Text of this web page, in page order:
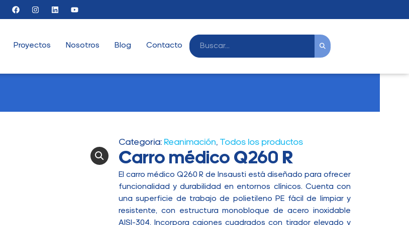
Proyectos Nosotros Blog Contacto
Categoria: Reanimación, Todos los productos
Carro médico Q260 R
El carro médico Q260 R de Insausti está diseñado para ofrecer
funcionalidad y durabilidad en entornos clínicos. Cuenta con
una superficie de trabajo de polietileno PE fácil de limpiar y
resistente, con estructura monobloque de acero inoxidable
AISI-304. Incorpora cajones cuadrados con tirador elevado y